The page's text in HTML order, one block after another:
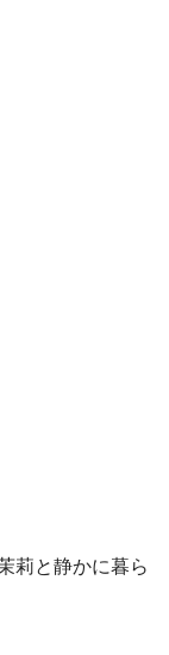
莉と静かに暮ら